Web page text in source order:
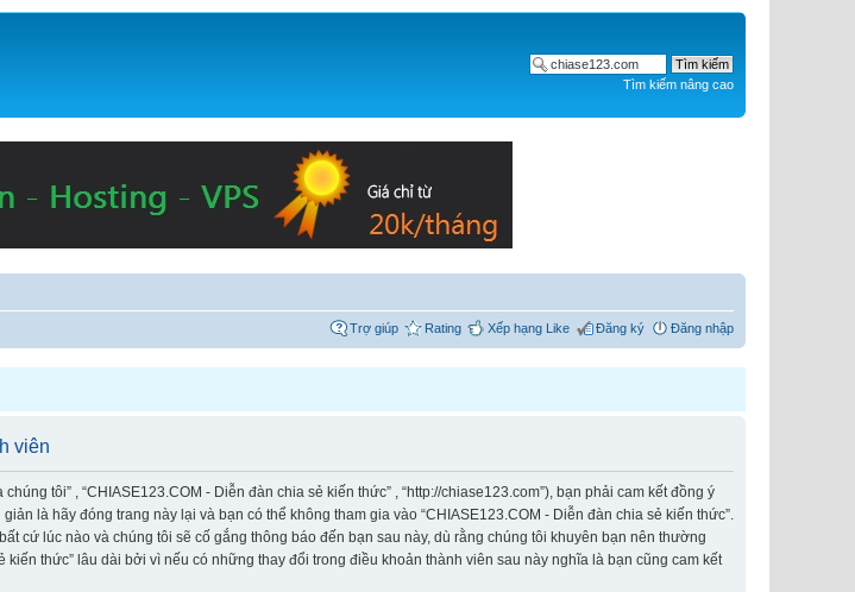
Tìm kiếm nâng cao
Trợ giúp Rating Xếp hạng Like Đăng ký Đăng nhập
viên
tôi” , “CHIASE123.COM - Diễn đàn chia sẻ kiến thức” , “http://chiase123.com”), bạn phải cam kết đồng ý
là hãy đóng trang này lại và bạn có thể không tham gia vào “CHIASE123.COM - Diễn đàn chia sẻ kiến thức”.
cứ lúc nào và chúng tôi sẽ cố gắng thông báo đến bạn sau này, dù rằng chúng tôi khuyên bạn nên thường
thức” lâu dài bởi vì nếu có những thay đổi trong điều khoản thành viên sau này nghĩa là bạn cũng cam kết